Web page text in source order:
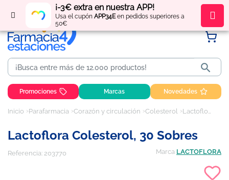
¡-3€ extra en nuestra APP!
Usa el cupón APP34Een pedidos superiores a
50€
Regístratey obténpuntos por tus compras

Promociones Marcas Novedades
Inicio Parafarmacia Corazón y circulación Colesterol Lactoflora Colesterol, 30 sobres
Lactoflora Colesterol, 30 Sobres
Referencia: 203770 Marca LACTOFLORA